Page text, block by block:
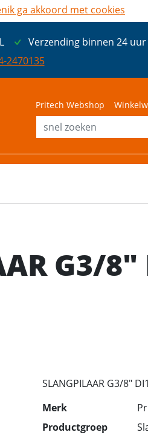
Verzending binnen 24 uur
2470135
Pritech Webshop
G3/8"
SLANGPILAAR G3/8"
Merk
Productgroep
ik ga akkoord met cookies